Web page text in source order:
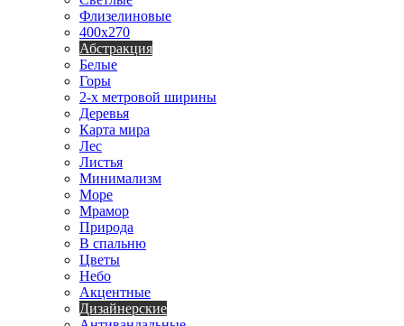
Флизелиновые
400х270
Абстракция
Белые
Горы
2-х метровой ширины
Деревья
Карта мира
Лес
Листья
Минимализм
Море
Мрамор
Природа
В спальню
Цветы
Небо
Акцентные
Дизайнерские